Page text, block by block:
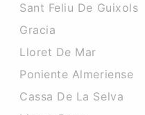
Sant Feliu De Guixols
Gracia
Lloret De Mar
Poniente Almeriense
Cassa De La Selva